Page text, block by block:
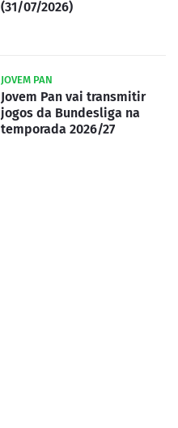
(31/07/2026)
JOVEM PAN
Jovem Pan vai transmitir
jogos da Bundesliga na
temporada 2026/27